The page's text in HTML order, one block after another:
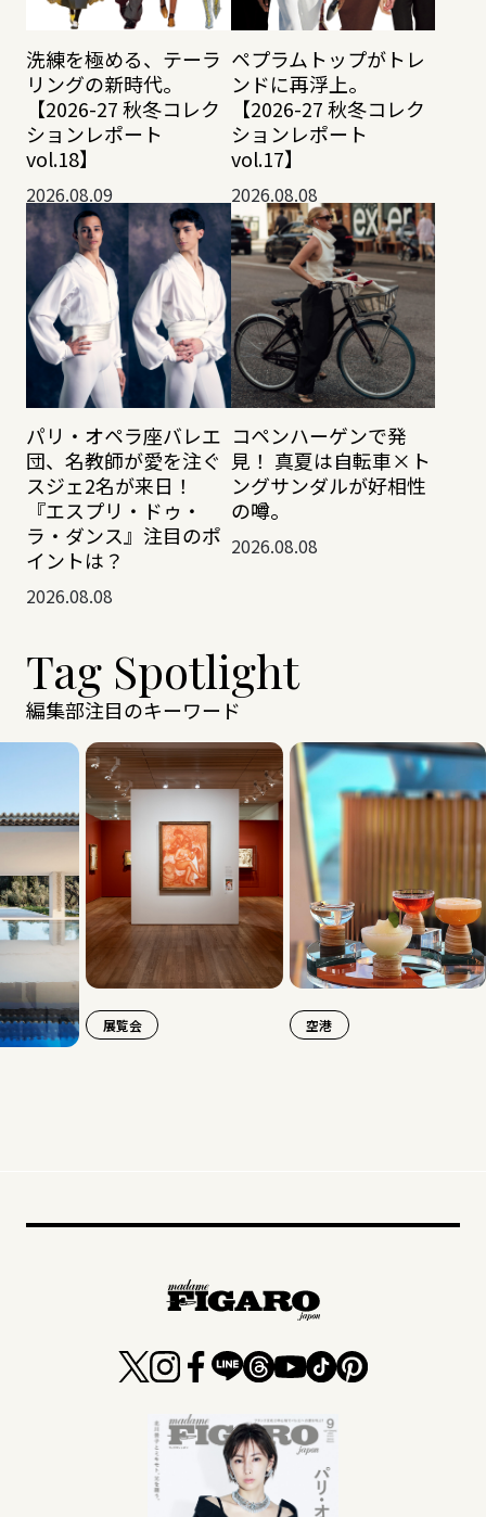
洗練を極める、テーラ
リングの新時代。
【2026-27 秋冬コレク
ションレポート
vol.18】
2026.08.09
ペプラムトップがトレ
ンドに再浮上。
【2026-27 秋冬コレク
ションレポート
vol.17】
2026.08.08
パリ・オペラ座バレエ
団、名教師が愛を注ぐ
スジェ2名が来日！
『エスプリ・ドゥ・
ラ・ダンス』注目のポ
イントは？
2026.08.08
コペンハーゲンで発
見！ 真夏は自転車×ト
ングサンダルが好相性
の噂。
2026.08.08
Tag Spotlight
編集部注目のキーワード
展覧会 空港